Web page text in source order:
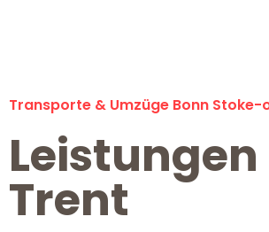
Transporte & Umzüge Bonn
Trent